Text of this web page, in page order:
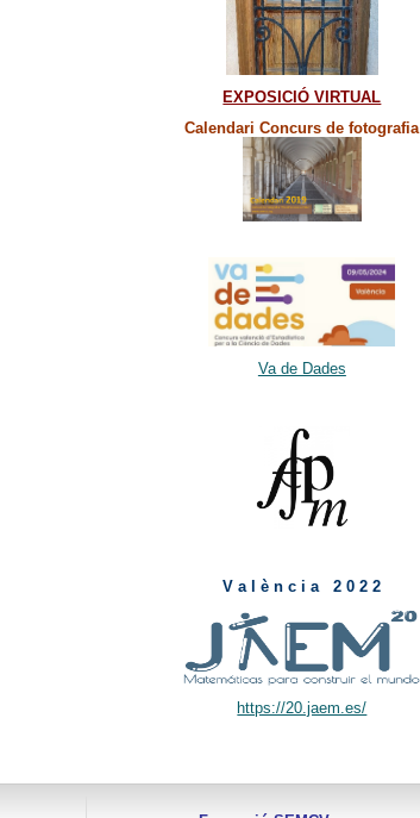
EXPOSICIÓ VIRTUAL
Calendari Concurs de fotografia
Va de Dades
V a l è n c i a 2 0 2 2
https://20.jaem.es/